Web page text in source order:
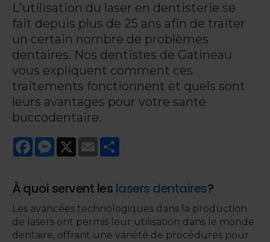
L'utilisation du laser en dentisterie se
fait depuis plus de 25 ans afin de traiter
un certain nombre de problèmes
dentaires. Nos dentistes de Gatineau
vous expliquent comment ces
traitements fonctionnent et quels sont
leurs avantages pour votre santé
buccodentaire.
FacebookMessenger
X Email
À quoi servent les lasers dentaires?
Les avancées technologiques dans la production
de lasers ont permis leur utilisation dans le monde
dentaire, offrant une variété de procédures pour